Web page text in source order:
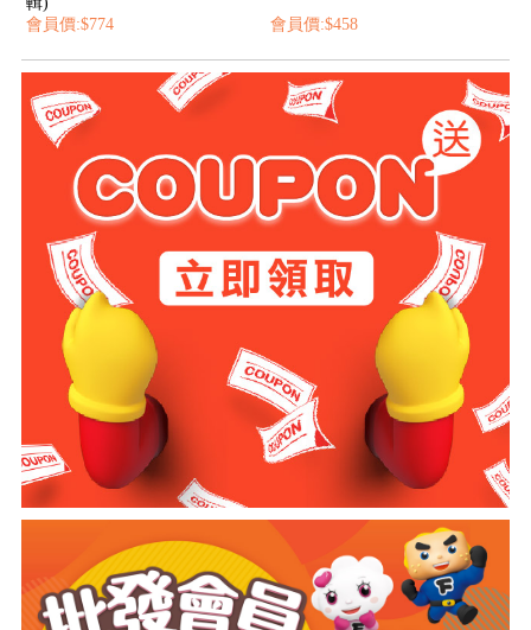
會員價:$774
會員價:$458